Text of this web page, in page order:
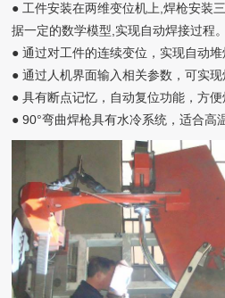
● 工件安装在两维变位机上,焊枪安装
据一定的数学模型,实现自动焊接过程。
● 通过对工件的连续变位，实现自动堆
● 通过人机界面输入相关参数，可实现
● 具有断点记忆，自动复位功能，方便
● 90°弯曲焊枪具有水冷系统，适合高